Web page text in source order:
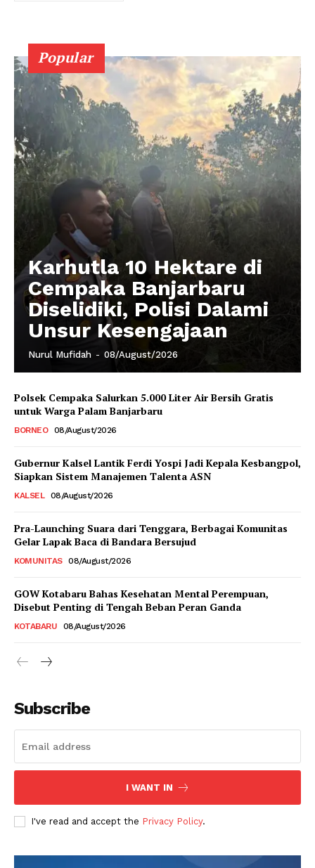
Popular
Karhutla 10 Hektare di
Cempaka Banjarbaru
Diselidiki, Polisi Dalami
Unsur Kesengajaan
Nurul Mufidah - 08/August/2026
Polsek Cempaka Salurkan 5.000 Liter Air Bersih Gratis
untuk Warga Palam Banjarbaru
BORNEO 08/August/2026
Gubernur Kalsel Lantik Ferdi Yospi Jadi Kepala Kesbangpol,
Siapkan Sistem Manajemen Talenta ASN
KALSEL 08/August/2026
Pra-Launching Suara dari Tenggara, Berbagai Komunitas
Gelar Lapak Baca di Bandara Bersujud
KOMUNITAS 08/August/2026
GOW Kotabaru Bahas Kesehatan Mental Perempuan,
Disebut Penting di Tengah Beban Peran Ganda
KOTABARU 08/August/2026
Subscribe
I WANT IN
I've read and accept the Privacy Policy.